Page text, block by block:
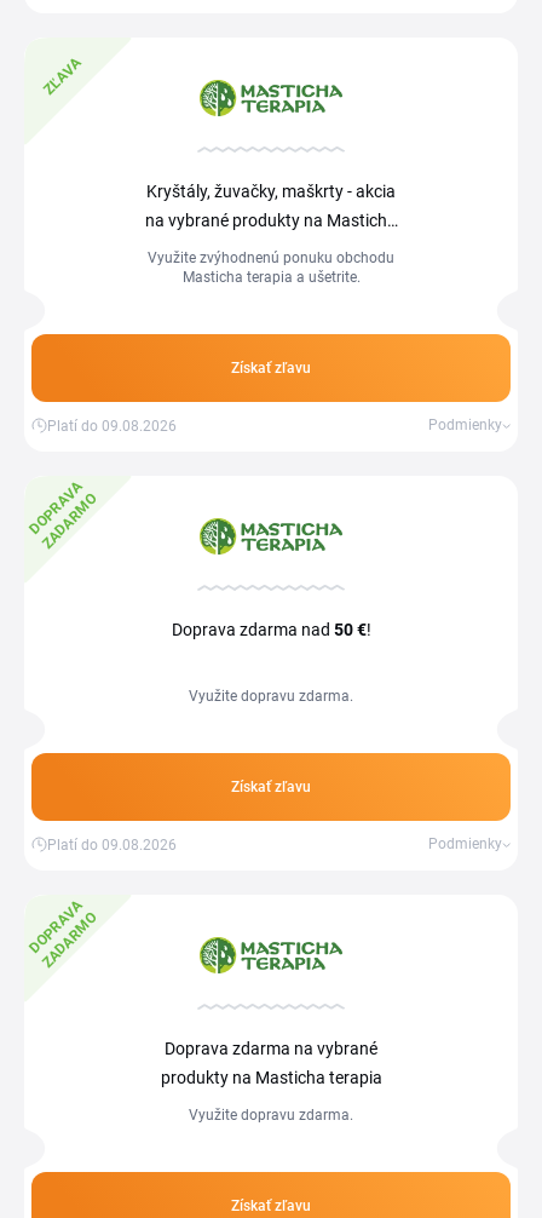
ZĽAVA
Kryštály, žuvačky, maškrty - akcia
na vybrané produkty na Masticha
terapia
Využite zvýhodnenú ponuku obchodu
Masticha terapia a ušetrite.
Získať zľavu
Platí do 09.08.2026 Podmienky
D
O
P
R
A
V
A
Z
A
D
A
R
M
O
Doprava zdarma nad 50 €!
Využite dopravu zdarma.
Získať zľavu
Platí do 09.08.2026 Podmienky
D
O
P
R
A
V
A
Z
A
D
A
R
M
O
Doprava zdarma na vybrané
produkty na Masticha terapia
Využite dopravu zdarma.
Získať zľavu